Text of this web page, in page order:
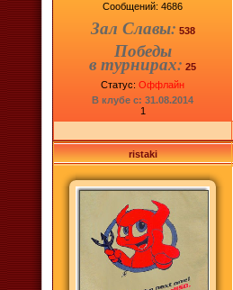
Сообщений: 4686
Зал Славы: 538
Победы
в турнирах: 25
Статус: Оффлайн
В клубе с: 31.08.2014
1
ristaki